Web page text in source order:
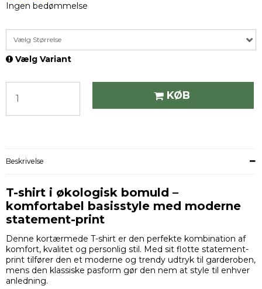
Ingen bedømmelse
Vælg Størrelse
Vælg Variant
KØB
Beskrivelse
T-shirt i økologisk bomuld –
komfortabel basisstyle med moderne
statement-print
Denne kortærmede T-shirt er den perfekte kombination af
komfort, kvalitet og personlig stil. Med sit flotte statement-
print tilfører den et moderne og trendy udtryk til garderoben,
mens den klassiske pasform gør den nem at style til enhver
anledning.